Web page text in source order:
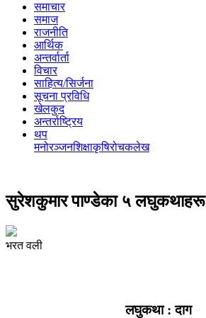
समाचार
समाज
राजनीति
आर्थिक
अन्तर्वार्ता
विचार
साहित्य/सिर्जना
सूचना प्रविधि
खेलकुद
अन्तर्राष्ट्रिय
थप
मनोरञ्‍जनशिक्षाकृषिरोचकलेख
सुरेशकुमार पाण्डेका ५ लघुकथाहरू
भरत वली
लघुकथा : दाग